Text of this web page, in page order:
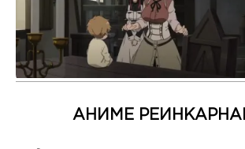
АНИМЕ